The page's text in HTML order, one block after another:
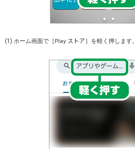
(1) ホーム画面で［ Play ストア ］を軽く押します。